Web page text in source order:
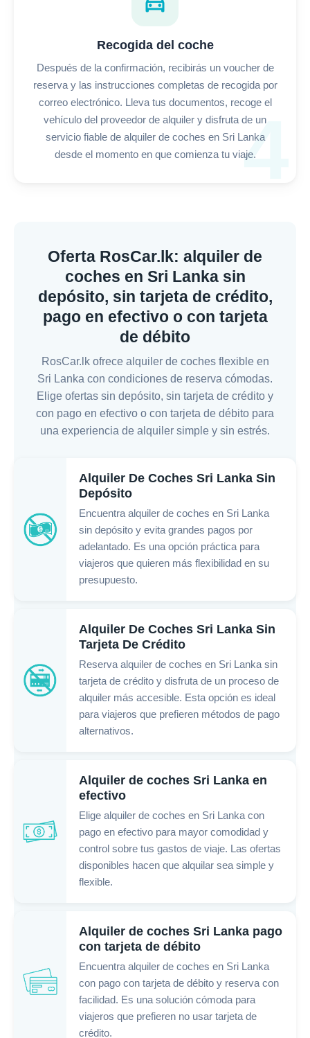
4
Recogida del coche
Después de la confirmación, recibirás un voucher de
reserva y las instrucciones completas de recogida por
correo electrónico. Lleva tus documentos, recoge el
vehículo del proveedor de alquiler y disfruta de un
servicio fiable de alquiler de coches en Sri Lanka
desde el momento en que comienza tu viaje.
Oferta RosCar.lk: alquiler de
coches en Sri Lanka sin
depósito, sin tarjeta de crédito,
pago en efectivo o con tarjeta
de débito
RosCar.lk ofrece alquiler de coches flexible en
Sri Lanka con condiciones de reserva cómodas.
Elige ofertas sin depósito, sin tarjeta de crédito y
con pago en efectivo o con tarjeta de débito para
una experiencia de alquiler simple y sin estrés.
Alquiler De Coches Sri Lanka Sin
Depósito
Encuentra alquiler de coches en Sri Lanka
sin depósito y evita grandes pagos por
adelantado. Es una opción práctica para
viajeros que quieren más flexibilidad en su
presupuesto.
Alquiler De Coches Sri Lanka Sin
Tarjeta De Crédito
Reserva alquiler de coches en Sri Lanka sin
tarjeta de crédito y disfruta de un proceso de
alquiler más accesible. Esta opción es ideal
para viajeros que prefieren métodos de pago
alternativos.
Alquiler de coches Sri Lanka en
efectivo
Elige alquiler de coches en Sri Lanka con
pago en efectivo para mayor comodidad y
control sobre tus gastos de viaje. Las ofertas
disponibles hacen que alquilar sea simple y
flexible.
Alquiler de coches Sri Lanka pago
con tarjeta de débito
Encuentra alquiler de coches en Sri Lanka
con pago con tarjeta de débito y reserva con
facilidad. Es una solución cómoda para
viajeros que prefieren no usar tarjeta de
crédito.